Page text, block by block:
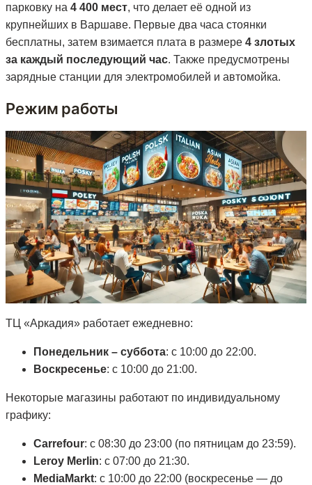
парковку на 4 400 мест, что делает её одной из
крупнейших в Варшаве. Первые два часа стоянки
бесплатны, затем взимается плата в размере 4 злотых
за каждый последующий час. Также предусмотрены
зарядные станции для электромобилей и автомойка.
Режим работы
ТЦ «Аркадия» работает ежедневно:
Понедельник – суббота: с 10:00 до 22:00.
Воскресенье: с 10:00 до 21:00.
Некоторые магазины работают по индивидуальному
графику:
Carrefour: с 08:30 до 23:00 (по пятницам до 23:59).
Leroy Merlin: с 07:00 до 21:30.
MediaMarkt: с 10:00 до 22:00 (воскресенье — до